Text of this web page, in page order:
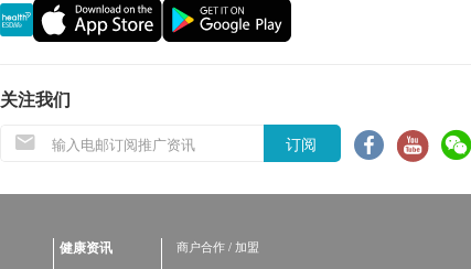
关注我们
订阅
健康资讯
商户合作 / 加盟